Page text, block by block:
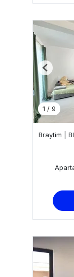
1 / 9
Previous
Braytim |